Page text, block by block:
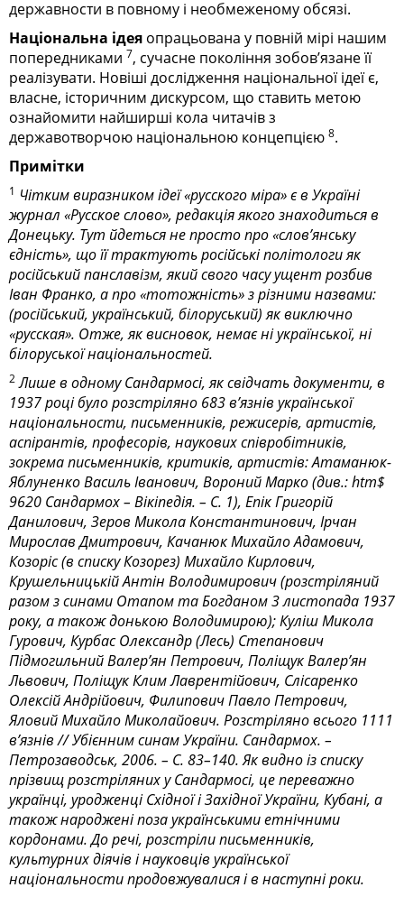
державности в повному і необмеженому обсязі.
Національна ідея опрацьована у повній мірі нашим
попередниками 7, сучасне покоління зобов’язане її
реалізувати. Новіші дослідження національної ідеї є,
власне, історичним дискурсом, що ставить метою
ознайомити найширші кола читачів з
державотворчою національною концепцією 8.
Примітки
1 Чітким виразником ідеї «русского міра» є в Україні
журнал «Русское слово», редакція якого знаходиться в
До­нецьку. Тут йдеться не просто про «слов’янську
єдність», що її трактують російські політологи як
російський панславізм, який свого часу ущент розбив
Іван Франко, а про «тотожність» з різними назвами:
(російський, український, білоруський) як виключно
«русская». Отже, як висновок, немає ні української, ні
білоруської національностей.
2Лише в одному Сандармосі, як свідчать документи, в
1937 році було розстріляно 683 в’язнів української
національности, письменників, режисерів, артистів,
аспірантів, професорів, наукових співробітників,
зокрема письменників, критиків, артистів: Атаманюк-
Яблуненко Василь Іванович, Вороний Марко (див.: htm$
9620 Сандармох – Вікіпедія. – С. 1), Епік Григорій
Данилович, Зеров Микола Константинович, Ірчан
Мирослав Дмитрович, Качанюк Михайло Адамович,
Козоріс (в списку Козорез) Михайло Кирлович,
Крушельницькій Антін Володимирович (розстріляний
разом з синами Отапом та Богданом 3 листопада 1937
року, а також донькою Володимирою); Куліш Микола
Гурович, Курбас Олександр (Лесь) Степанович
Підмогильний Валер’ян Петрович, Поліщук Валер’ян
Львович, Поліщук Клим Лаврен­тійович, Слісаренко
Олексій Андрійович, Филипович Пав­ло Петрович,
Яловий Михайло Миколайович. Роз­стріляно всього 1111
в’язнів // Убієнним синам України. Сандармох. –
Петрозаводськ, 2006. – С. 83–140. Як видно із списку
прізвищ розстріляних у Сандармосі, це переважно
українці, уродженці Східної і Західної України, Кубані, а
також народжені поза українськими етнічними
кордонами. До речі, розстріли письменників,
культурних діячів і науковців української
національности продовжувалися і в наступні роки.